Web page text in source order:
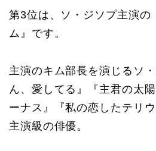
第3位は、ソ・ジソプ主演の
ム』です。
主演のキム部長を演じるソ
ん、愛してる』『主君の太
ーナス』『私の恋したテリ
主演級の俳優。